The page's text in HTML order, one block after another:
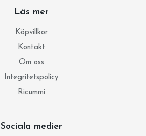
Läs mer
Köpvillkor
Kontakt
Om oss
Integritetspolicy
Ricummi
Sociala medier